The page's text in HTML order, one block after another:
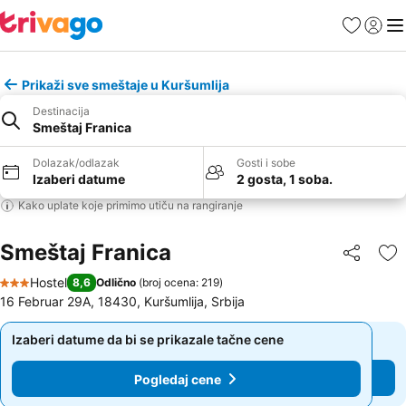
FavoritiPrijavi
Prikaži sve smeštaje u Kuršumlija
Destinacija
Smeštaj Franica
Dolazak/odlazak
Izaberi datume
Gosti i sobe
2 gosta, 1 soba.
Kako uplate koje primimo utiču na rangiranje
Smeštaj Franica Deli
3 Zvezdice
Hostel 8,6 Odlično (broj ocena: 219)
16 Februar 29A, 18430, Kuršumlija, Srbija
Izaberi datume da bi se prikazale tačne cene
Pogledaj cene
Izaberi datume da bi se prikazale tačne cene
Pogledaj cene